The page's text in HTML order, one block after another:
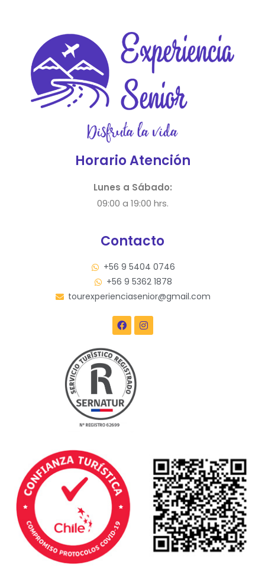
Horario Atención
Lunes a Sábado:
09:00 a 19:00 hrs.
Contacto
+56 9 5404 0746
+56 9 5362 1878
tourexperienciasenior@gmail.com